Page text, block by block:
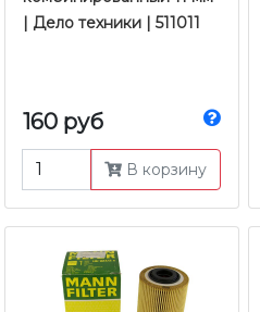
| Дело техники | 511011
160 руб
В корзину